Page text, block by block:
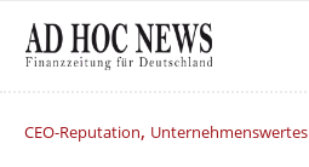
CEO-Reputation, Unternehmenswertes